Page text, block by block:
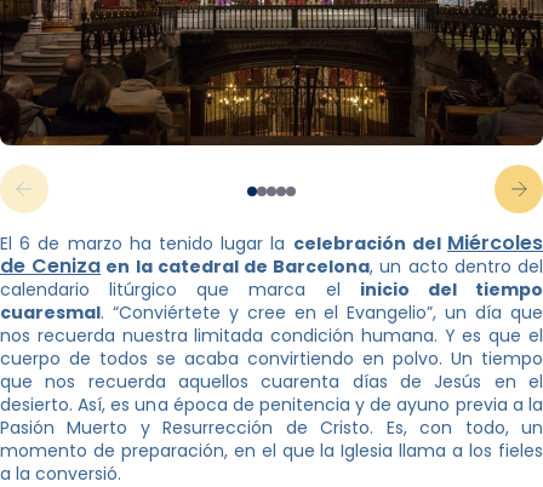
El 6 de marzo ha tenido lugar la celebración del Miércoles
de Ceniza en la catedral de Barcelona, un acto dentro del
calendario litúrgico que marca el inicio del tiempo
cuaresmal. “Conviértete y cree en el Evangelio”, un día que
nos recuerda nuestra limitada condición humana. Y es que el
cuerpo de todos se acaba convirtiendo en polvo. Un tiempo
que nos recuerda aquellos cuarenta días de Jesús en el
desierto. Así, es una época de penitencia y de ayuno previa a la
Pasión Muerto y Resurrección de Cristo. Es, con todo, un
momento de preparación, en el que la Iglesia llama a los fieles
a la conversió.